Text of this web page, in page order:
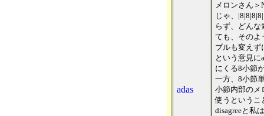
adas
メロンさん＞
じゃ、
らず、どん
ても、そのよ
ブルも変えず
という意見に
にくる8小節
一方、8小節
小節内部のメ
使うというこ
disagreeと私